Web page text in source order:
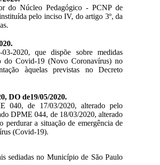
do Núcleo Pedagógico - PCNP de
pelo inciso IV, do artigo 3º, da
2020, que dispõe sobre medidas
do Covid-19 (Novo Coronavírus) no
àquelas previstas no Decreto
DO de19/05/2020.
040, de 17/03/2020, alterado pelo
DPME 044, de 18/03/2020, alterado
a situação de emergência de
(Covid-19).
sediadas no Município de São Paulo